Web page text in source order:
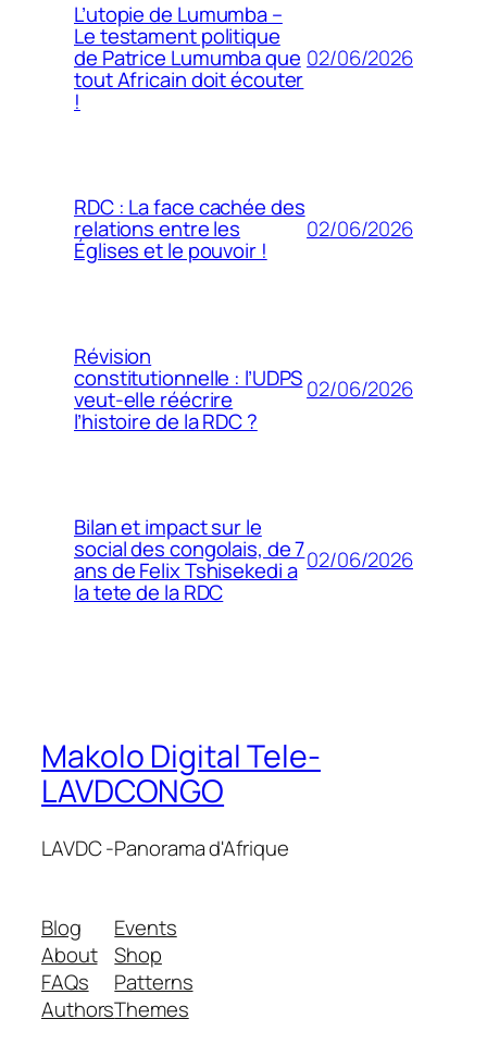
L’utopie de Lumumba –
Le testament politique
de Patrice Lumumba que
tout Africain doit écouter
!
02/06/2026
RDC : La face cachée des
relations entre les
Églises et le pouvoir !
02/06/2026
Révision
constitutionnelle : l’UDPS
veut-elle réécrire
l’histoire de la RDC ?
02/06/2026
Bilan et impact sur le
social des congolais, de 7
ans de Felix Tshisekedi a
la tete de la RDC
02/06/2026
Makolo Digital Tele-
LAVDCONGO
LAVDC -Panorama d'Afrique
Blog
About
FAQs
Authors
Events
Shop
Patterns
Themes